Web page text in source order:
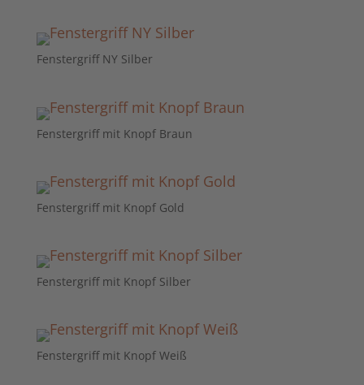
Fenstergriff NY Silber
Fenstergriff mit Knopf Braun
Fenstergriff mit Knopf Gold
Fenstergriff mit Knopf Silber
Fenstergriff mit Knopf Weiß